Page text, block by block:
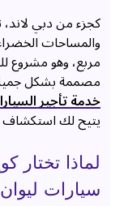
كجزء من دبي لاند،
مربع، وهو مشروع
مصممة بشكل
خدمة تأجير
يتيح لك استكشاف
لماذا تختار
سيارات ليوان